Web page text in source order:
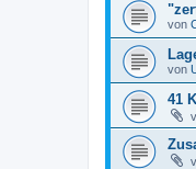
von
von
41